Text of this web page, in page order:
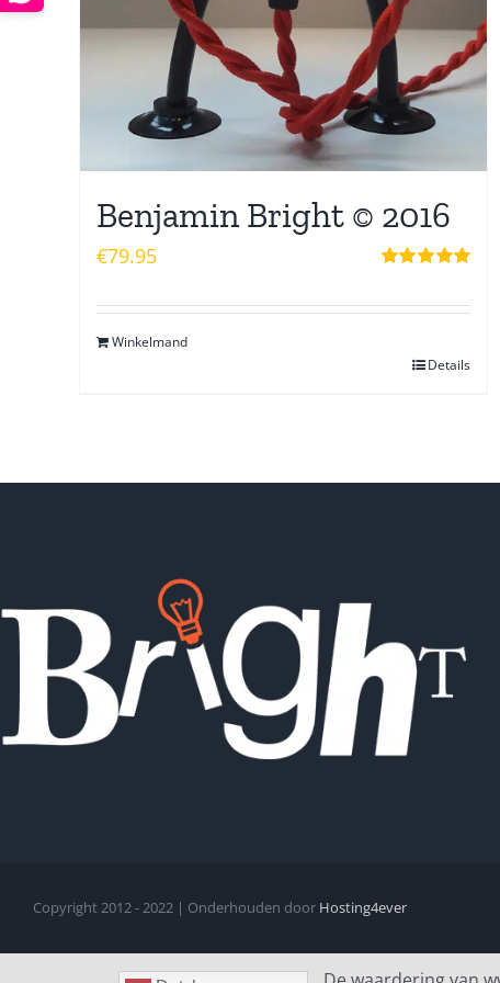
Benjamin Bright © 2016
€79.95
Winkelmand
Details
Copyright 2012 - 2022 | Onderhouden door Hosting4ever